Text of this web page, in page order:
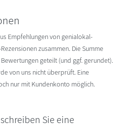
Empfehlungen von genialokal-
zusammen. Die Summe
geteilt (und ggf. gerundet).
von uns nicht überprüft. Eine
nur mit Kundenkonto möglich.
Sie eine